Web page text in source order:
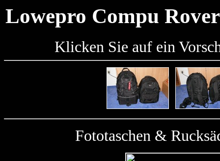
Lowepro Compu
Klicken Sie auf ein
Fototaschen &